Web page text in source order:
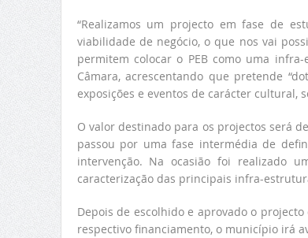
“Realizamos um projecto em fase de
viabilidade de negócio, o que nos vai
permitem colocar o PEB como uma
Câmara, acrescentando que pretende
exposições e eventos de carácter cultural,
O valor destinado para os projectos será
passou por uma fase intermédia de
intervenção. Na ocasião foi realizado
caracterização das principais infra-
Depois de escolhido e aprovado o
respectivo financiamento, o município irá